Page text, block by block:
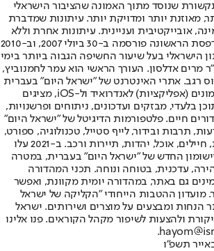
שנוסד מתוך האמונה שהציבור הישראלי
מאוזנת יותר ומדויקת יותר. עיתונות שמדברת
אובייקטיבית ועניינית. עיתונות אחרת וללא
תשלום. המהדורה המודפסת הראשונה פורסמה ב-30 ביולי 2007, וב-2010
הישראלי בעל שיעור החשיפה הגבוה ביותר בימי
מרים אדלסון. העורך הראשי הוא עמר לחמנוביץ,
רגב. אתרי האינטרנט של "ישראל היום" בעברית
ובאנגלית, כמו כן היישומונים (אפליקציות) לאנדרואיד ול-iOS, מציגים
בלעדי, מבזקים ועדכונים, ניתוחים ופרשנויות,
חיים. פלטפורמות הדיגיטל של "ישראל היום"
תרבות ובידור, לייף סטייל, טכנולוגיה, ספורט,
כלכלה וצרכנות, בריאות, חיילים, אוכל, יהדות, תיירות ורכב. ב-2021 עלו
החדש של "ישראל היום" בעברית, במטרה
עדכנית, בטוחה ונוחה. תכני המהדורה
גם באתר, במהדורה יומית מקוונת, ואפשר
מועדון ההטבות הייחודי "הקליקה של ישראל
הנחות ומבצעים על מוצרים ושירותים. ישראל
ולהצעות לשיפור מקהל הקוראים. פנו אלינו
תשפ"ו